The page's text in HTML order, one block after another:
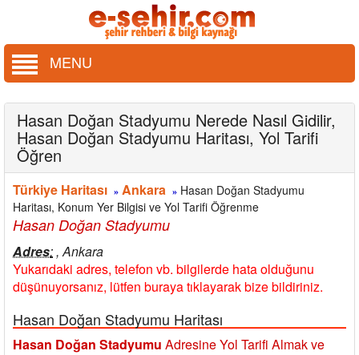
MENU
Hasan Doğan Stadyumu Nerede Nasıl Gidilir,
Hasan Doğan Stadyumu Haritası, Yol Tarifi
Öğren
Türkiye Haritası » Ankara » Hasan Doğan Stadyumu
Haritası, Konum Yer Bilgisi ve Yol Tarifi Öğrenme
Hasan Doğan Stadyumu
Adres:, Ankara
Yukarıdaki adres, telefon vb. bilgilerde hata olduğunu
düşünuyorsanız, lütfen buraya tıklayarak bize bildiriniz.
Hasan Doğan Stadyumu Haritası
Hasan Doğan Stadyumu Adresine Yol Tarifi Almak ve